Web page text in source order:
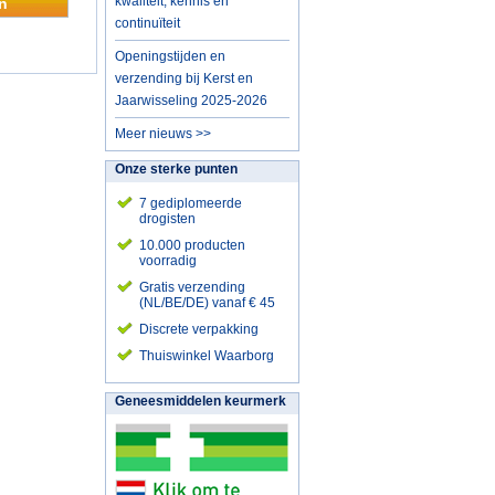
continuïteit
Openingstijden en
verzending bij Kerst en
Jaarwisseling 2025-2026
Meer nieuws >>
Onze sterke punten
7 gediplomeerde
drogisten
10.000 producten
voorradig
Gratis verzending
(NL/BE/DE) vanaf € 45
Discrete verpakking
Thuiswinkel Waarborg
Geneesmiddelen keurmerk